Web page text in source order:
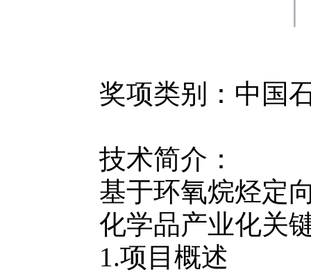
奖项类别：中国
技术简介：
基于环氧烷烃定
化学品产业化关
1.项目概述